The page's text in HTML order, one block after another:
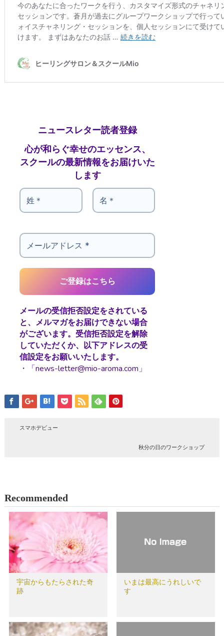
ニュースレター読者登録
心が和らぐ幸せのエッセンス、
スクールの最新情報をお届けいた
します
メールの受信拒否設定をされている
と、メルマガをお届けできない場合
がございます。受信拒否設定を解除
していただくか、以下アドレスの受
信設定をお願いいたします。
・「news-letter@mio-aroma.com」
スマホデビュー
秋分の日のワークショップ
Recommended
宇宙からもたらされた奇
跡
いまは最高にうれしいで
す